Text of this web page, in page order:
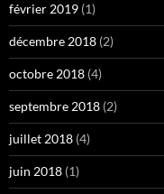
février 2019 (1)
décembre 2018 (2)
octobre 2018 (4)
septembre 2018 (2)
juillet 2018 (4)
juin 2018 (1)